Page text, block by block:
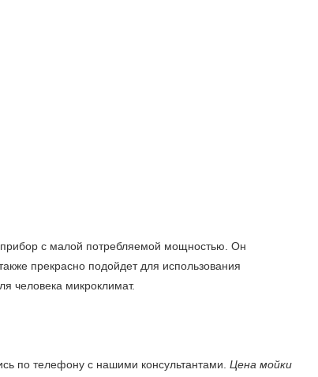
прибор с малой потребляемой мощностью. Он
прекрасно подойдет для использования
человека микроклимат.
по телефону с нашими консультантами. Цена мойки